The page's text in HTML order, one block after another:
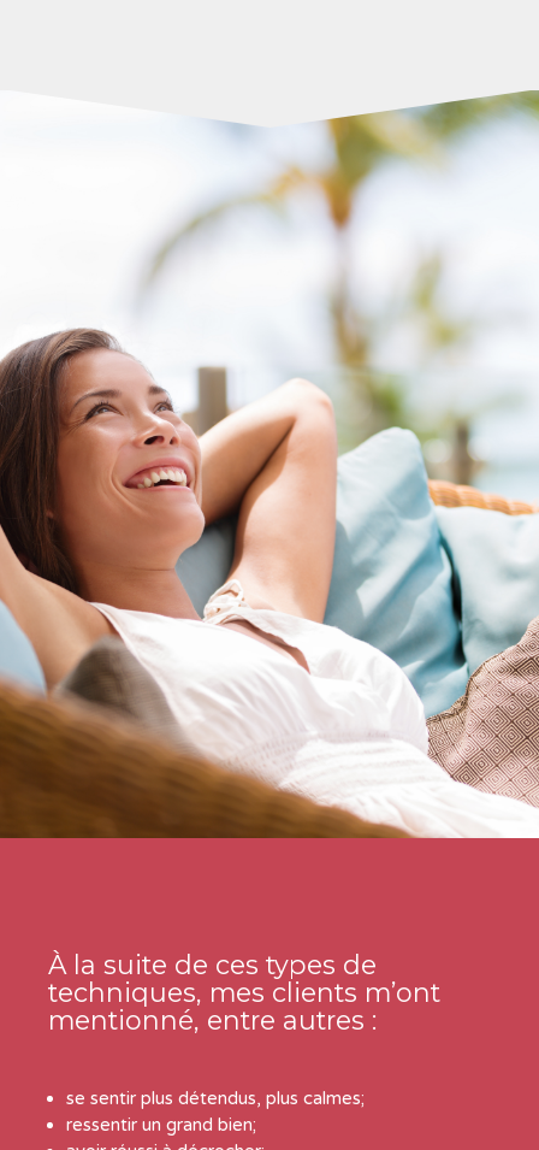
À la suite de ces types de
techniques, mes clients m’ont
mentionné, entre autres :
se sentir plus détendus, plus calmes;
ressentir un grand bien;